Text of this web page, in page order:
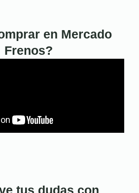
en Mercado
Frenos?
tus dudas con